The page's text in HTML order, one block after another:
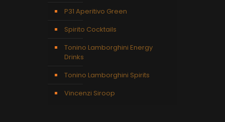
P31 Aperitivo Green
Spirito Cocktails
Tonino Lamborghini Energy
Drinks
Tonino Lamborghini Spirits
Vincenzi Siroop